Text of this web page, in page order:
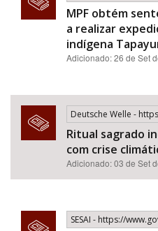
MPF obtém
a realizar
indígena
Adicionado: 26 de Set
Deutsche Welle -
Ritual sagrado
com crise
Adicionado: 03 de Set
SESAI - https://